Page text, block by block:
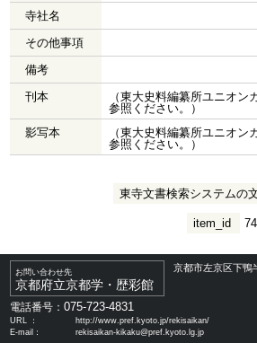
寺社名
その他事項
備考
刊本
（東大史料編纂所ユニオ
参照ください。）
影写本
（東大史料編纂所ユニオ
参照ください。）
東寺文書検索システムの
item_id
お問い合わせ先
京都府立京都学・歴彩館
京都市左京区下鴨
電話番号：075-723-4831
URL ：
http://www.pref.kyoto.jp/rekisaikan/
E-mail：
rekisaikan-kikaku@pref.kyoto.lg.jp